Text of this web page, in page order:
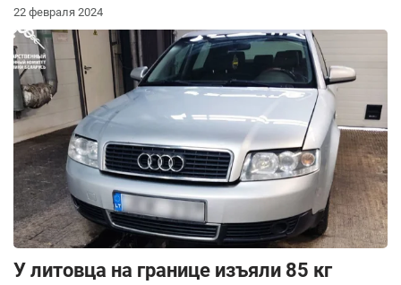
22 февраля 2024
У литовца на границе изъяли 85 кг